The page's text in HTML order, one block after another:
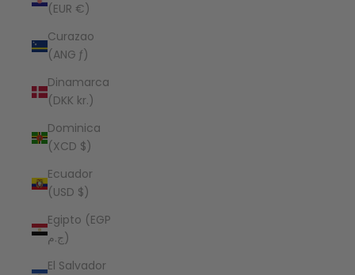
(EUR €)
Curazao
(ANG ƒ)
Dinamarca
(DKK kr.)
Dominica
(XCD $)
Ecuador
(USD $)
Egipto (EGP
ج.م)
El Salvador